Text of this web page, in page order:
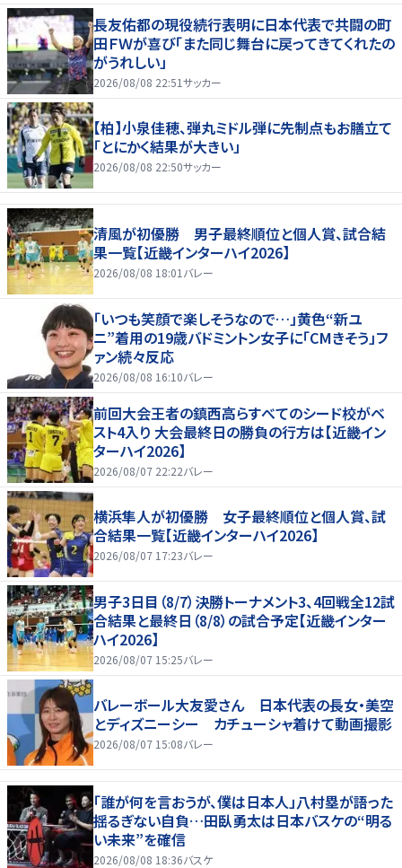
長友佑都の現役続行表明に日本代表で共闘の町
田ＦＷが喜び「また同じ舞台に戻ってきてくれたの
がうれしい」
2026/08/08 22:51サッカー
【柏】小泉佳穂、弾丸ミドル弾に先制点もお膳立て
「とにかく結果が大きい」
2026/08/08 22:50サッカー
清風が初優勝 男子最終順位と個人賞、試合結
果一覧【近畿インターハイ2026】
2026/08/08 18:01 バレー
「いつも笑顔で楽しそうなので…」黄色“新ユ
ニ”着用の19歳バドミントン女子に「CMきそう」フ
ァン続々反応
2026/08/08 16:10バレー
前回大会王者の鎮西高らすべてのシード校がベ
スト4入り 大会最終日の勝負の行方は【近畿イン
ターハイ2026】
2026/08/07 22:22バレー
横浜隼人が初優勝 女子最終順位と個人賞、試
合結果一覧【近畿インターハイ2026】
2026/08/07 17:23バレー
男子3日目（8/7）決勝トーナメント3、4回戦全12試
合結果と最終日（8/8）の試合予定【近畿インター
ハイ2026】
2026/08/07 15:25バレー
バレーボール大友愛さん 日本代表の長女・美空
とディズニーシー カチューシャ着けて動画撮影
2026/08/07 15:08バレー
「誰が何を言おうが、僕は日本人」八村塁が語った
揺るぎない自負…田臥勇太は日本バスケの“明る
い未来”を確信
2026/08/08 18:36バスケ